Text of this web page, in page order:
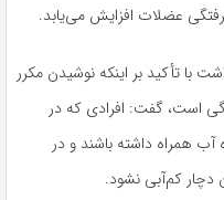
عضلات افزایش می‌یابد.
با تأکید بر اینکه نوشیدن مکرر
است، گفت: افرادی که در
همراه داشته باشند و در
دچار کم‌آبی نشود.